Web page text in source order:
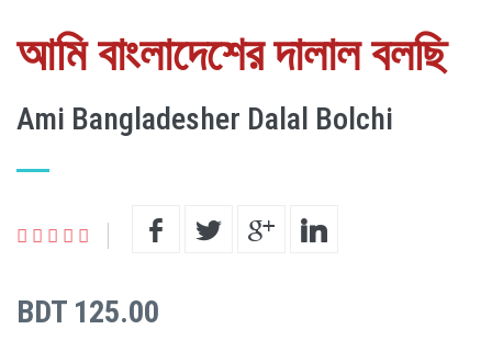
আমি বাংলাদেশের দালাল বলছি
Ami Bangladesher Dalal Bolchi
BDT 125.00